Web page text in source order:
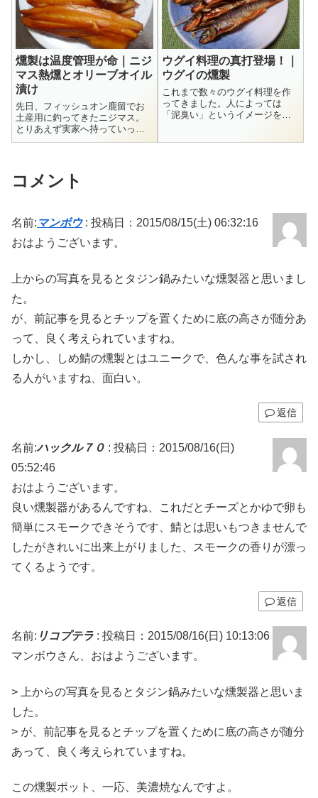
燻製は温度管理が命｜ニジ
マス熱燻とオリーブオイル
漬け
先日、フィッシュオン鹿留でお
土産用に釣ってきたニジマス。
とりあえず実家へ持っていって
ムニエルにして、あとは燻製と
燻製は温燻で仕上げて、年末年
始まで冷凍しておこう。ニジマ
ウグイ料理の真打登場！｜
ウグイの燻製
これまで数々のウグイ料理を作
ってきました。人によっては
「泥臭い」というイメージを持
コメント
名前: マンボウ: 投稿日：2015/08/15(土) 06:32:16
おはようございます。
上からの写真を見るとタジン鍋みたいな燻製器と思いまし
た。
が、前記事を見るとチップを置くために底の高さが随分あ
って、良く考えられていますね。
しかし、しめ鯖の燻製とはユニークで、色んな事を試され
る人がいますね、面白い。
返信
名前:ハックル７０ : 投稿日：2015/08/16(日)
05:52:46
おはようございます。
良い燻製器があるんですね、これだとチーズとかゆで卵も
簡単にスモークできそうです、鯖とは思いもつきませんで
したがきれいに出来上がりました、スモークの香りが漂っ
てくるようです。
返信
名前: リコプテラ : 投稿日：2015/08/16(日) 10:13:06
マンボウさん、おはようございます。
> 上からの写真を見るとタジン鍋みたいな燻製器と思いま
した。
> が、前記事を見るとチップを置くために底の高さが随分
あって、良く考えられていますね。
この燻製ポット、一応、美濃焼なんですよ。